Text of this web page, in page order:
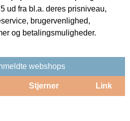
ud fra bl.a. deres prisniveau,
brugervenlighed,
og betalingsmuligheder.
webshops
Stjerner Link